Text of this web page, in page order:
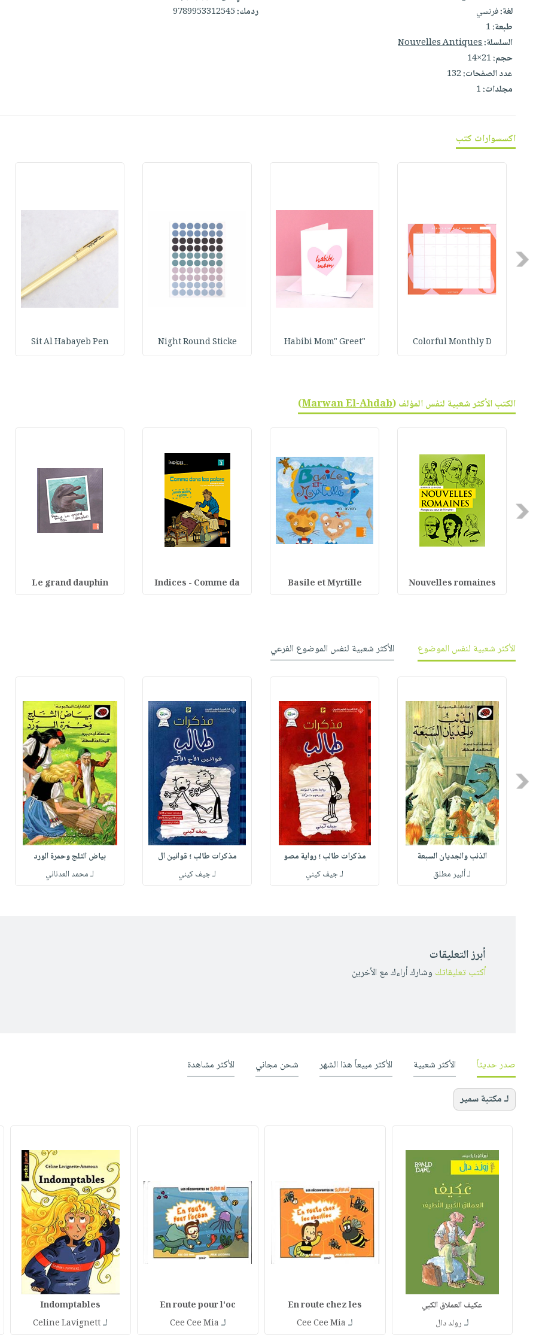
صابون
أطفال
مناسبات
فيديوهات
أسئلة
يتكرر
طرحها
خدمات
نيل
وفرات
كتابك
تواصل
عربة
التسوق
نشرة
الإصدارات
لغة:فرنسي
طبعة:1
السلسلة:Nouvelles Antiques
حجم:21×14
عدد الصفحات:132
مجلدات:1
ردمك:9789953312545
اكسسوارات كتب
Previous
Colorful Monthly D
"Habibi Mom" Greet
Night Round Sticke
Sit Al Habayeb Pen
الكتب الأكثر شعبية لنفس المؤلف (Marwan El-Ahdab
)
Previous
Nouvelles romaines
Basile et Myrtille
Indices - Comme da
Le grand dauphin
الأكثر شعبية لنفس الموضوع الأكثر شعبية لنفس الموضوع الفرعي
Previous
الذئب والجديان السبعة
لـ ألبير مطلق
مذكرات طالب ؛ رواية مصو
لـ جيف كيني
مذكرات طالب ؛ قوانين ال
لـ جيف كيني
بياض الثلج وحمرة الورد
لـ محمد العدناني
أبرز التعليقات
أكتب تعليقاتك وشارك أراءك مع الأخرين
صدر حديثاً الأكثر شعبية الأكثر مبيعاً هذا الشهر شحن مجاني الأكثر مشاهدة
لـ مكتبة سمير
عكيف العملاق الكبي
لـ رولد دال
En route chez les
لـ Cee Cee Mia
En route pour l'oc
لـ Cee Cee Mia
Indomptables
لـCeline Lavignett